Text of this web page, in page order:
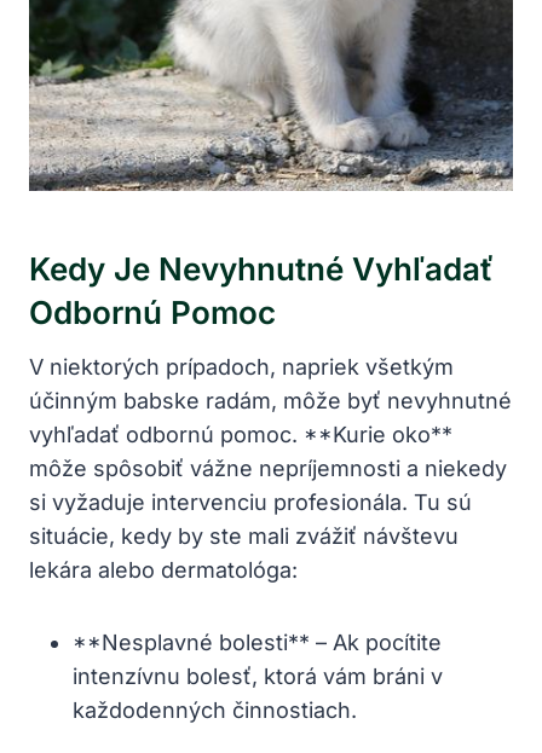
Kedy Je Nevyhnutné Vyhľadať
Odbornú Pomoc
V niektorých prípadoch, napriek všetkým
účinným babske radám, môže byť nevyhnutné
vyhľadať odbornú pomoc. **Kurie oko**
môže spôsobiť vážne nepríjemnosti a niekedy
si vyžaduje intervenciu profesionála. Tu sú
situácie, kedy by ste mali zvážiť návštevu
lekára alebo dermatológa:
**Nesplavné bolesti** – Ak pocítite
intenzívnu bolesť, ktorá vám bráni v
každodenných činnostiach.